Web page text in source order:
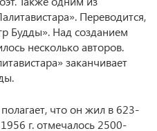
Переводится,
Будды». Над созданием
несколько авторов.
заканчивает
что он жил в 623-
г. отмечалось 2500-